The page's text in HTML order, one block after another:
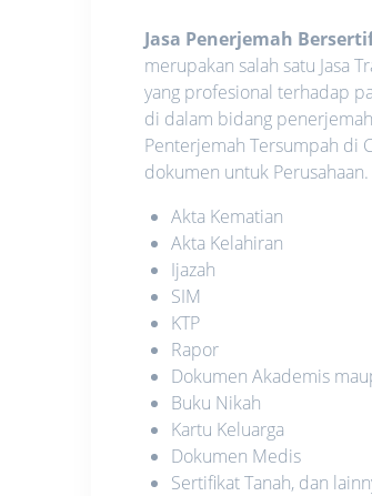
Jasa Penerjemah
merupakan salah satu Jasa
yang profesional terhadap
di dalam bidang
Penterjemah Tersumpah di
dokumen untuk
Akta Kematian
Akta Kelahiran
Ijazah
SIM
KTP
Rapor
Dokumen Akademis
Buku Nikah
Kartu Keluarga
Dokumen Medis
Sertifikat Tanah, dan